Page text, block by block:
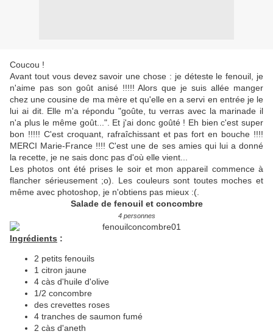
Coucou !
Avant tout vous devez savoir une chose : je déteste le fenouil, je
n'aime pas son goût anisé !!!!! Alors que je suis allée manger
chez une cousine de ma mère et qu'elle en a servi en entrée je le
lui ai dit. Elle m'a répondu "goûte, tu verras avec la marinade il
n'a plus le même goût...". Et j'ai donc goûté ! Eh bien c'est super
bon !!!!! C'est croquant, rafraîchissant et pas fort en bouche !!!!
MERCI Marie-France !!!! C'est une de ses amies qui lui a donné
la recette, je ne sais donc pas d'où elle vient...
Les photos ont été prises le soir et mon appareil commence à
flancher sérieusement ;o). Les couleurs sont toutes moches et
même avec photoshop, je n'obtiens pas mieux :(.
Salade de fenouil et concombre
4 personnes
Ingrédients :
2 petits fenouils
1 citron jaune
4 càs d'huile d'olive
1/2 concombre
des crevettes roses
4 tranches de saumon fumé
2 càs d'aneth